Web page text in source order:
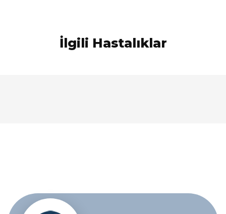
İlgili Hastalıklar